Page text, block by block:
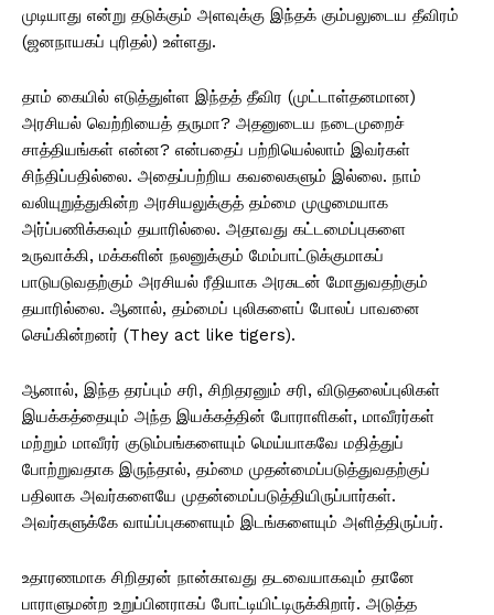
முடியாது என்று தடுக்கும் அளவுக்கு இந்தக் கும்பலுடைய தீவிரம்
(ஜனநாயகப் புரிதல்) உள்ளது.
தாம் கையில் எடுத்துள்ள இந்தத் தீவிர (முட்டாள்தனமான)
அரசியல் வெற்றியைத் தருமா? அதனுடைய நடைமுறைச்
சாத்தியங்கள் என்ன? என்பதைப் பற்றியெல்லாம் இவர்கள்
சிந்திப்பதில்லை. அதைப்பற்றிய கவலைகளும் இல்லை. நாம்
வலியுறுத்துகின்ற அரசியலுக்குத் தம்மை முழுமையாக
அர்ப்பணிக்கவும் தயாரில்லை. அதாவது கட்டமைப்புகளை
உருவாக்கி, மக்களின் நலனுக்கும் மேம்பாட்டுக்குமாகப்
பாடுபடுவதற்கும் அரசியல் ரீதியாக அரசுடன் மோதுவதற்கும்
தயாரில்லை. ஆனால், தம்மைப் புலிகளைப் போலப் பாவனை
செய்கின்றனர் (They act like tigers).
ஆனால், இந்த தரப்பும் சரி, சிறிதரனும் சரி, விடுதலைப்புலிகள்
இயக்கத்தையும் அந்த இயக்கத்தின் போராளிகள், மாவீரர்கள்
மற்றும் மாவீரர் குடும்பங்களையும் மெய்யாகவே மதித்துப்
போற்றுவதாக இருந்தால், தம்மை முதன்மைப்படுத்துவதற்குப்
பதிலாக அவர்களையே முதன்மைப்படுத்தியிருப்பார்கள்.
அவர்களுக்கே வாய்ப்புகளையும் இடங்களையும் அளித்திருப்பர்.
உதாரணமாக சிறிதரன் நான்காவது தடவையாகவும் தானே
பாராளுமன்ற உறுப்பினராகப் போட்டியிட்டிருக்கிறார். அடுத்த